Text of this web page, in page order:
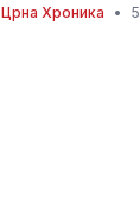
утврдува што
Црна Хроника •